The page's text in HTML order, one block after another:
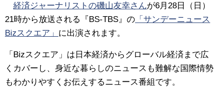
経済ジャーナリストの磯山友幸さんが6月28日（日）
21時から放送される『BS-TBS』の 「サンデーニュース
Bizスクエア」 に出演されます。
「Bizスクエア」は日本経済からグローバル経済まで広
くカバーし、身近な暮らしのニュースも難解な国際情勢
もわかりやすくお伝えするニュース番組です。